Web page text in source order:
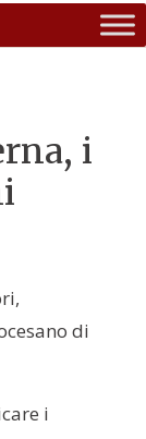
i
di
i